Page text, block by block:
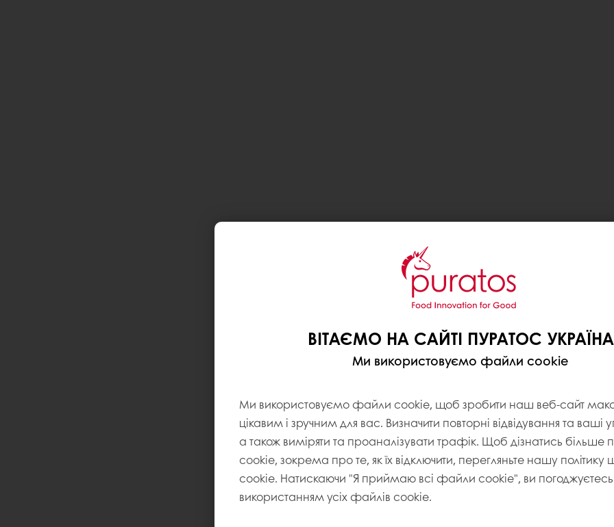
ВІТАЄМО НА САЙТІ ПУРАТОС УКРАЇНА
Ми використовуємо файли cookie
Ми використовуємо файли cookie, щоб зробити наш веб-сайт
цікавим і зручним для вас. Визначити повторні відвідування та ваші
а також виміряти та проаналізувати трафік. Щоб дізнатись
cookie, зокрема про те, як їх відключити, перегляньте нашу
cookie. Натискаючи "Я приймаю всі файли cookie", ви погоджуєтесь
використанням усіх файлів cookie.